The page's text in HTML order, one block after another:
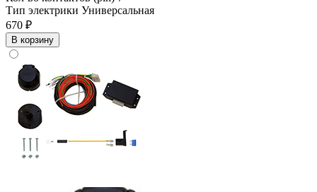
Тип электрики Универсальная
670 ₽
В корзину